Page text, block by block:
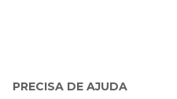
PRECISA DE AJUDA